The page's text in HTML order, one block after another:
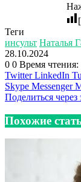
Теги
инсульт Наталья
28.10.2024
0 0 Время чтения:
Twitter LinkedIn
Skype Messenger
Поделиться
Похожие